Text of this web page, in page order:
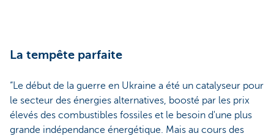
La tempête parfaite
“Le début de la guerre en Ukraine a été un catalyseur pour
le secteur des énergies alternatives, boosté par les prix
élevés des combustibles fossiles et le besoin d'une plus
grande indépendance énergétique. Mais au cours des